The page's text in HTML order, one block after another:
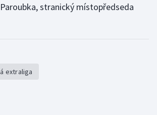
stranický místopředseda
extraliga